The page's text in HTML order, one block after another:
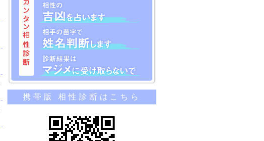
名前だけのカンタン相性診断
意外に当たってるかも
二人の名前を姓名判断します
相性の吉凶を占います
相手の苗字で姓名判断します
携帯版 相性診断はこちら